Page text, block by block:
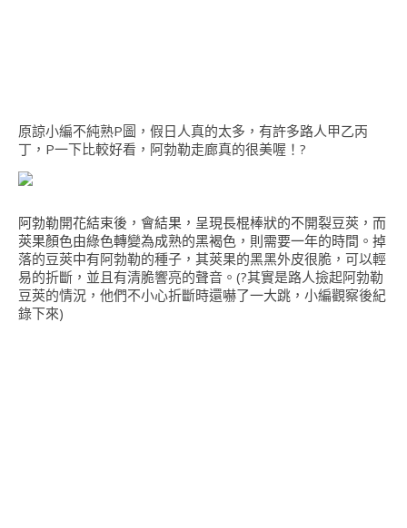
原諒小編不純熟P圖，假日人真的太多，有許多路人甲乙丙
丁，P一下比較好看，阿勃勒走廊真的很美喔！?
阿勃勒開花結束後，會結果，呈現長棍棒狀的不開裂豆莢，而
莢果顏色由綠色轉變為成熟的黑褐色，則需要一年的時間 。掉
落的豆莢中有阿勃勒的種子，其莢果的黑黑外皮很脆，可以輕
易的折斷，並且有清脆響亮的聲音。(?其實是路人撿起阿勃勒
豆莢的情況，他們不小心折斷時還嚇了一大跳，小編觀察後紀
錄下來)